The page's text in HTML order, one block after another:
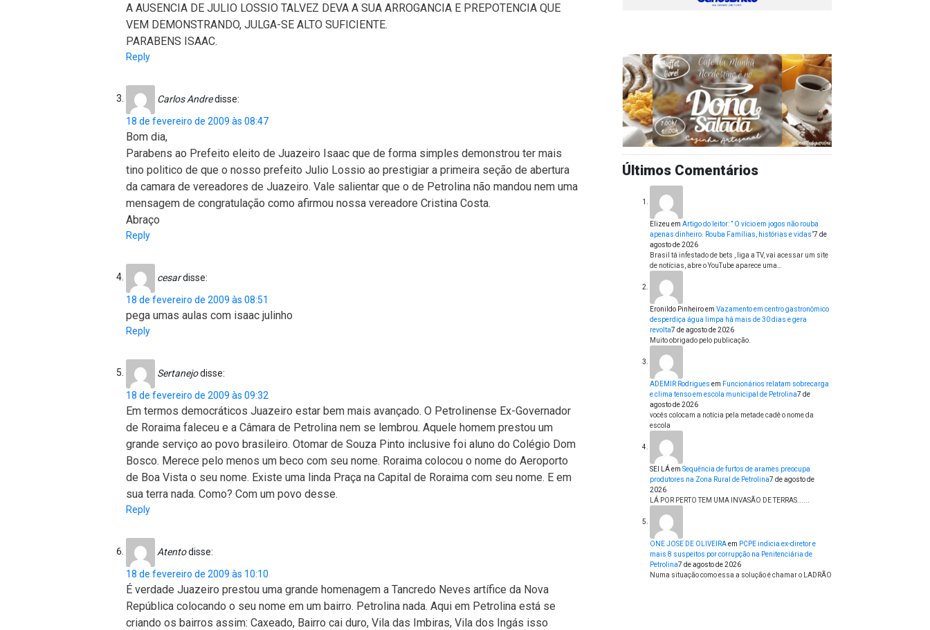
A AUSENCIA DE JULIO LOSSIO TALVEZ DEVA A SUA ARROGANCIA E PREPOTENCIA QUE
VEM DEMONSTRANDO, JULGA-SE ALTO SUFICIENTE.
PARABENS ISAAC.
Reply
Carlos Andredisse:
18 de fevereiro de 2009 às 08:47
Bom dia,
Parabens ao Prefeito eleito de Juazeiro Isaac que de forma simples demonstrou ter mais
tino politico de que o nosso prefeito Julio Lossio ao prestigiar a primeira seção de abertura
da camara de vereadores de Juazeiro. Vale salientar que o de Petrolina não mandou nem uma
mensagem de congratulação como afirmou nossa vereadore Cristina Costa.
Abraço
Reply
cesardisse:
18 de fevereiro de 2009 às 08:51
pega umas aulas com isaac julinho
Reply
Sertanejodisse:
18 de fevereiro de 2009 às 09:32
Em termos democráticos Juazeiro estar bem mais avançado. O Petrolinense Ex-Governador
de Roraima faleceu e a Câmara de Petrolina nem se lembrou. Aquele homem prestou um
grande serviço ao povo brasileiro. Otomar de Souza Pinto inclusive foi aluno do Colégio Dom
Bosco. Merece pelo menos um beco com seu nome. Roraima colocou o nome do Aeroporto
de Boa Vista o seu nome. Existe uma linda Praça na Capital de Roraima com seu nome. E em
sua terra nada. Como? Com um povo desse.
Reply
Atentodisse:
18 de fevereiro de 2009 às 10:10
É verdade Juazeiro prestou uma grande homenagem a Tancredo Neves artífice da Nova
República colocando o seu nome em um bairro. Petrolina nada. Aqui em Petrolina está se
criando os bairros assim: Caxeado, Bairro cai duro, Vila das Imbiras, Vila dos Ingás isso
Últimos Comentários
Elizeu em Artigo do leitor: ” O vício em jogos não rouba
apenas dinheiro. Rouba Famílias, histórias e vidas”7 de
agosto de 2026
Brasil tá infestado de bets , liga a TV, vai acessar um site
de notícias, abre o YouTube aparece uma…
Eronildo Pinheiroem Vazamento em centro gastronômico
desperdiça água limpa há mais de 30 dias e gera
revolta7 de agosto de 2026
Muito obrigado pelo publicação.
ADEMIR Rodrigues em Funcionários relatam sobrecarga
e clima tenso em escola municipal de Petrolina7 de
agosto de 2026
vocês colocam a notícia pela metade cadê o nome da
escola
SEI LÁem Sequência de furtos de arames preocupa
produtores na Zona Rural de Petrolina7 de agosto de
2026
LÁ POR PERTO TEM UMA INVASÃO DE TERRAS......
ONE JOSE DE OLIVEIRAem PCPE indicia ex-diretor e
mais 8 suspeitos por corrupção na Penitenciária de
Petrolina7 de agosto de 2026
Numa situação como essa a solução é chamar o LADRÃO